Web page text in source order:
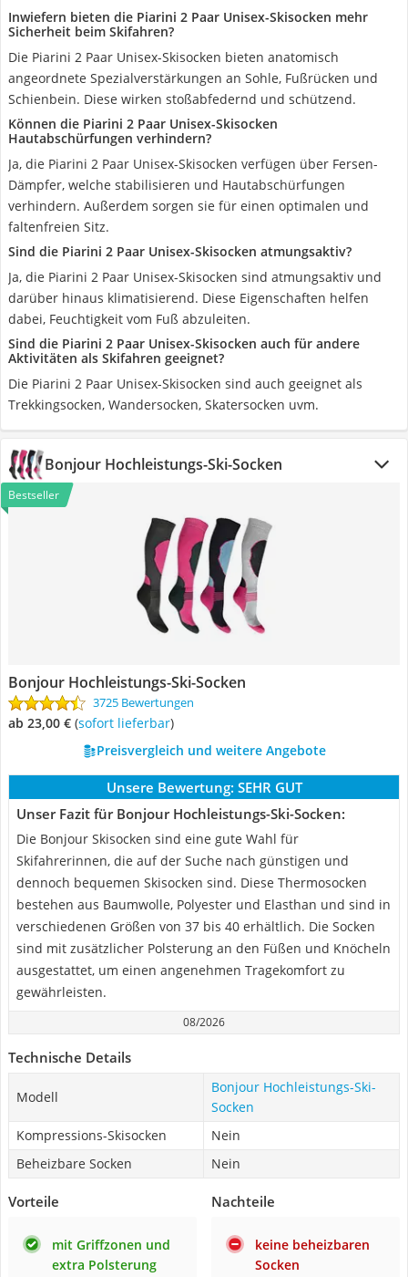
Inwiefern bieten die Piarini 2 Paar Unisex-Skisocken mehr
Sicherheit beim Skifahren?
Die Piarini 2 Paar Unisex-Skisocken bieten anatomisch
angeordnete Spezialverstärkungen an Sohle, Fußrücken und
Schienbein. Diese wirken stoßabfedernd und schützend.
Können die Piarini 2 Paar Unisex-Skisocken
Hautabschürfungen verhindern?
Ja, die Piarini 2 Paar Unisex-Skisocken verfügen über Fersen-
Dämpfer, welche stabilisieren und Hautabschürfungen
verhindern. Außerdem sorgen sie für einen optimalen und
faltenfreien Sitz.
Sind die Piarini 2 Paar Unisex-Skisocken atmungsaktiv?
Ja, die Piarini 2 Paar Unisex-Skisocken sind atmungsaktiv und
darüber hinaus klimatisierend. Diese Eigenschaften helfen
dabei, Feuchtigkeit vom Fuß abzuleiten.
Sind die Piarini 2 Paar Unisex-Skisocken auch für andere
Aktivitäten als Skifahren geeignet?
Die Piarini 2 Paar Unisex-Skisocken sind auch geeignet als
Trekkingsocken, Wandersocken, Skatersocken uvm.
Bonjour Hochleistungs-Ski-Socken
Bestseller
Bonjour Hochleistungs-Ski-Socken
3725 Bewertungen
ab 23,00 € ( Sofort lieferbar)
Preisvergleich und weitere Angebote
Unsere Bewertung: SEHR GUT
Unser Fazit für Bonjour Hochleistungs-Ski-Socken:
Die Bonjour Skisocken sind eine gute Wahl für
Skifahrerinnen, die auf der Suche nach günstigen und
dennoch bequemen Skisocken sind. Diese Thermosocken
bestehen aus Baumwolle, Polyester und Elasthan und sind in
verschiedenen Größen von 37 bis 40 erhältlich. Die Socken
sind mit zusätzlicher Polsterung an den Füßen und Knöcheln
ausgestattet, um einen angenehmen Tragekomfort zu
gewährleisten.
08/2026
Technische Details
Modell
Bonjour Hochleistungs-Ski-
Socken
Kompressions-Skisocken
Nein
Beheizbare Socken
Nein
Vorteile
mit Griffzonen und
extra Polsterung
Nachteile
keine beheizbaren
Socken